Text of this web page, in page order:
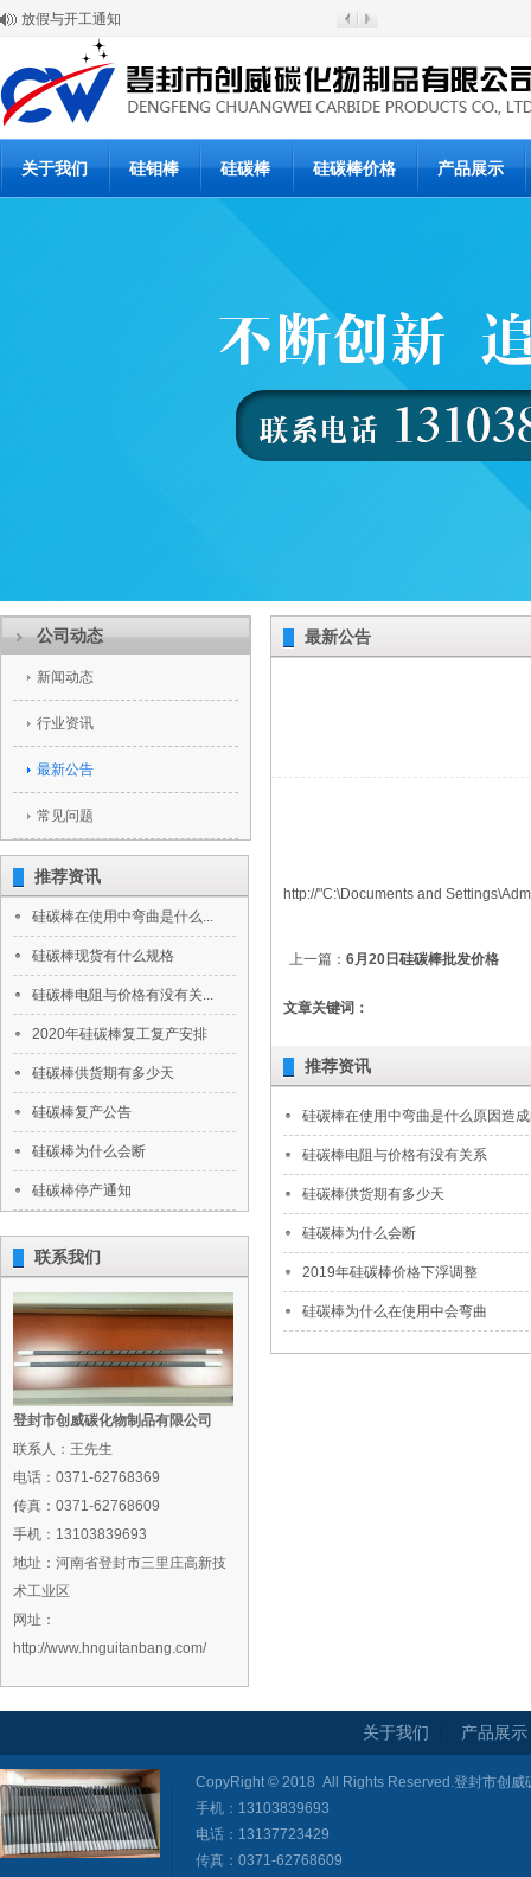
放假与开工通知
硅碳棒涨价通知
登封市创威高温材料有限公司
6月20日硅碳棒批发价格
6月19日硅碳棒价格
硅碳棒使用说明书
硅碳棒停产通知
硅碳棒价格下浮调整通知
关于我们 硅钼棒 硅碳棒 硅碳棒价格 产品展示
公司动态
新闻动态
行业资讯
最新公告
常见问题
推荐资讯
硅碳棒在使用中弯曲是什么...
硅碳棒现货有什么规格
硅碳棒电阻与价格有没有关...
2020年硅碳棒复工复产安排
硅碳棒供货期有多少天
硅碳棒复产公告
硅碳棒为什么会断
硅碳棒停产通知
联系我们
登封市创威碳化物制品有限公司
联系人：王先生
电话：0371-62768369
传真：0371-62768609
手机：13103839693
地址：河南省登封市三里庄高新技
术工业区
网址：
http://www.hnguitanbang.com/
最新公告
http://"C:\Documents and
上一篇： 6月20日硅碳棒批发价格
文章关键词：
推荐资讯
硅碳棒在使用中弯曲是什么原因造
硅碳棒电阻与价格有没有关系
硅碳棒供货期有多少天
硅碳棒为什么会断
2019年硅碳棒价格下浮调整
硅碳棒为什么在使用中会弯曲
关于我们 产品展示
CopyRight © 2018 All Rights Reserved.登封市创威
手机：13103839693
电话：13137723429
传真：0371-62768609